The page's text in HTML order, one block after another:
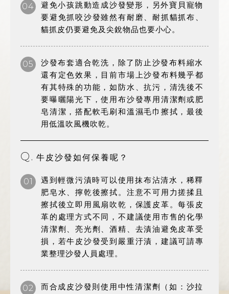
04
避免小孩跳動造成沙發變形，另外寶貝寵物
要避免抓咬沙發雖然有耐磨、耐抓貓抓布、
貓抓皮仍要避免及尖銳物品也要小心。
05
沙發布套適合乾洗，除了防止沙發布料縮水
還有定色效果，目前市場上沙發布料幾乎都
有其特殊的功能，如防水、抗污，清洗後不
要曝曬陽光下，使用布沙發專用清潔劑或肥
皂清潔，搭配軟毛刷和溫濕毛巾擦拭，最後
用低溫吹風機吹乾。
Q. 牛皮沙發如何保養呢？
01
遇到輕微污漬時可以使用抹布沾清水，稀釋
肥皂水、擰乾後擦拭。注意不可用力搓揉且
擦拭後立即用風扇吹乾，保護皮革。每張皮
革的處理方式不同，不建議使用市售的化學
清潔劑、亮光劑、酒精、去漬油避免皮革受
損，若牛皮沙發受到嚴重汙漬，建議可請專
業整理沙發人員處理。
02
而合成皮沙發則使用中性清潔劑（如：沙拉